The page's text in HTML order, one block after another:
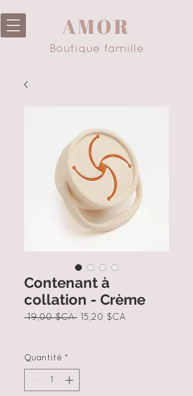
AMOR
Boutique famille
Contenant à
collation - Crème
19,00 $CA Prix
15,20 $CA
Quantité *